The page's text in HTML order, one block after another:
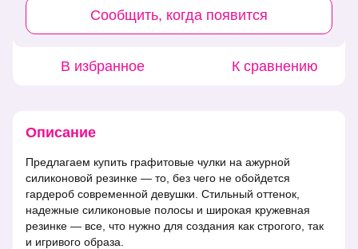
Сообщить, когда появится
В избранное К сравнению
Описание
Предлагаем купить графитовые чулки на ажурной
силиконовой резинке — то, без чего не обойдется
гардероб современной девушки. Стильный оттенок,
надежные силиконовые полосы и широкая кружевная
резинке — все, что нужно для создания как строгого, так
и игривого образа.